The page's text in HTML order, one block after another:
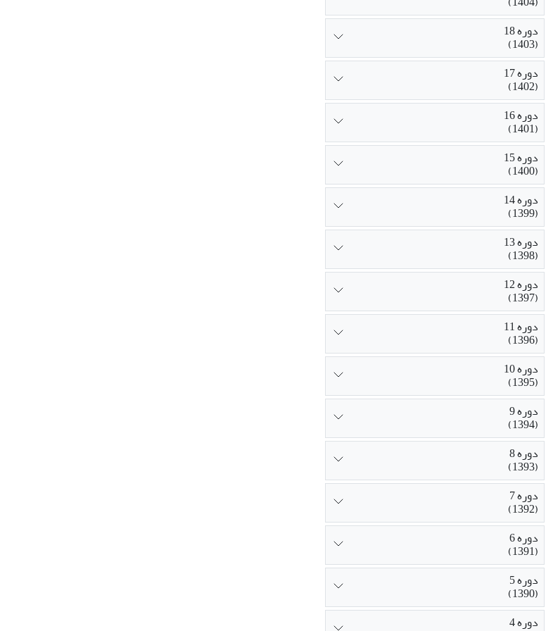
دوره 18
(1403)
دوره 17
(1402)
دوره 16
(1401)
دوره 15
(1400)
دوره 14
(1399)
دوره 13
(1398)
دوره 12
(1397)
دوره 11
(1396)
دوره 10
(1395)
دوره 9
(1394)
دوره 8
(1393)
دوره 7
(1392)
دوره 6
(1391)
دوره 5
(1390)
دوره 4